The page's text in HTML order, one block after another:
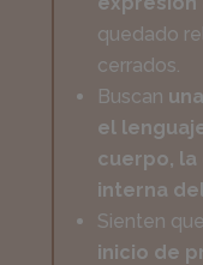
quedado
cerrados.
Buscan
el
cuerpo, la
interna
Sienten que
inicio de